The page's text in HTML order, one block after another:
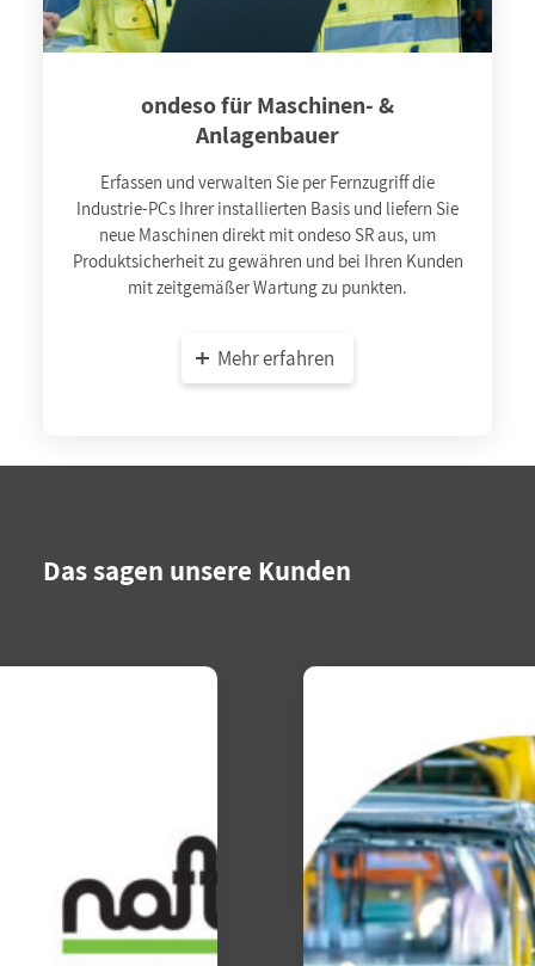
ondeso für Maschinen- &
Anlagenbauer
Erfassen und verwalten Sie per Fernzugriff die
Industrie-PCs Ihrer installierten Basis und liefern Sie
neue Maschinen direkt mit ondeso SR aus, um
Produktsicherheit zu gewähren und bei Ihren Kunden
mit zeitgemäßer Wartung zu punkten.
Mehr erfahren
Das sagen unsere Kunden